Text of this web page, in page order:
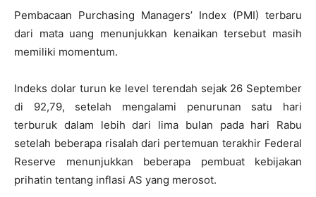
Pembacaan Purchasing Managers’ Index (PMI) terbaru
dari mata uang menunjukkan kenaikan tersebut masih
memiliki momentum.
Indeks dolar turun ke level terendah sejak 26 September
di 92,79, setelah mengalami penurunan satu hari
terburuk dalam lebih dari lima bulan pada hari Rabu
setelah beberapa risalah dari pertemuan terakhir Federal
Reserve menunjukkan beberapa pembuat kebijakan
prihatin tentang inflasi AS yang merosot.